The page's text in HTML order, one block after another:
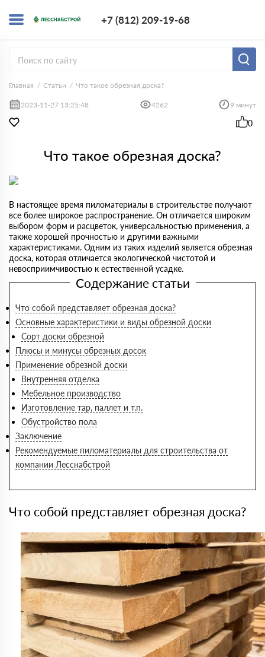
+7 (812) 209-19-68
Главная Статьи Что такое обрезная доска?
2023-11-27 13:25:48 4262 9 минут
0
Что такое обрезная доска?
В настоящее время пиломатериалы в строительстве получают
все более широкое распространение. Он отличается широким
выбором форм и расцветок, универсальностью применения, а
также хорошей прочностью и другими важными
характеристиками. Одним из таких изделий является обрезная
доска, которая отличается экологической чистотой и
невосприимчивостью к естественной усадке.
Содержание статьи
Что собой представляет обрезная доска?
Основные характеристики и виды обрезной доски
Сорт доски обрезной
Плюсы и минусы обрезных досок
Применение обрезной доски
Внутренняя отделка
Мебельное производство
Изготовление тар, паллет и т.п.
Обустройство пола
Заключение
Рекомендуемые пиломатериалы для строительства от
компании Лесснабстрой
Что собой представляет обрезная доска?